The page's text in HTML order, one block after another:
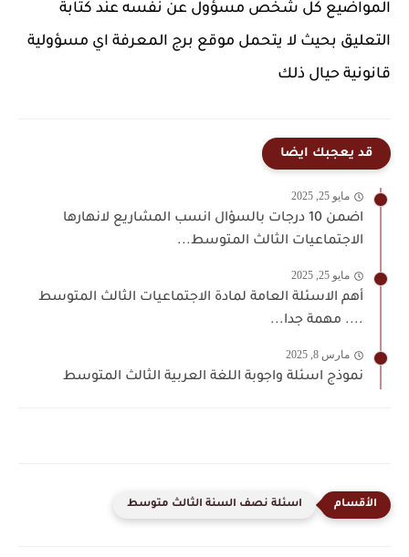
المواضيع كل شخص مسؤول عن نفسه عند كتابة
التعليق بحيث لا يتحمل موقع برج المعرفة اي مسؤولية
قانونية حيال ذلك
قد يعجبك ايضا
مايو 25, 2025
اضمن 10 درجات بالسؤال انسب المشاريع لانهارها
الاجتماعيات الثالث المتوسط...
مايو 25, 2025
أهم الاسئلة العامة لمادة الاجتماعيات الثالث المتوسط
.... مهمة جدا...
مارس 8, 2025
نموذج اسئلة واجوبة اللغة العربية الثالث المتوسط
اسئلة نصف السنة الثالث متوسط